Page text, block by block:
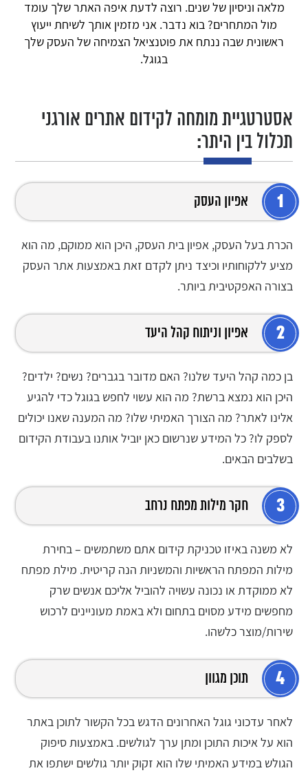
מלאה וניסיון של שנים. רוצה לדעת איפה האתר שלך עומד
מול המתחרים? בוא נדבר. אני מזמין אותך לשיחת ייעוץ
ראשונית שבה ננתח את פוטנציאל הצמיחה של העסק שלך
בגוגל.
אסטרטגיית מומחה לקידום אתרים אורגני
תכלול בין היתר:
1 אפיון העסק
הכרת בעל העסק, אפיון בית העסק, היכן הוא ממוקם, מה הוא
מציע ללקוחותיו וכיצד ניתן לקדם זאת באמצעות אתר העסק
בצורה האפקטיבית ביותר.
2 אפיון וניתוח קהל היעד
בן כמה קהל היעד שלנו? האם מדובר בגברים? נשים? ילדים?
היכן הוא נמצא ברשת? מה הוא עשוי לחפש בגוגל כדי להגיע
אלינו לאתר? מה הצורך האמיתי שלו? מה המענה שאנו יכולים
לספק לו? כל המידע שנרשום כאן יוביל אותנו בעבודת הקידום
בשלבים הבאים.
3 חקר מילות מפתח נרחב
לא משנה באיזו טכניקת קידום אתם משתמשים – בחירת
מילות המפתח הראשיות והמשניות הנה קריטית. מילת מפתח
לא ממוקדת או נכונה עשויה להוביל אליכם אנשים שרק
מחפשים מידע מסוים בתחום ולא באמת מעוניינים לרכוש
שירות/מוצר כלשהו.
4 תוכן מגוון
לאחר עדכוני גוגל האחרונים הדגש בכל הקשור לתוכן באתר
הוא על איכות התוכן ומתן ערך לגולשים. באמצעות סיפוק
הגולש במידע האמיתי שלו הוא זקוק יותר גולשים ישתפו את